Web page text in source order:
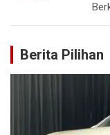
Berita Pilihan